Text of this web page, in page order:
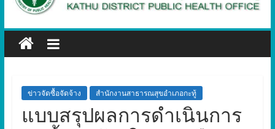
ประกาศผู้ชนะการเสนอราคา จัดซื้อวัสดุทางการแพทย์สำหรับ
อำเภอกะทู้ ปี 2569
ประกาศผู้ชนะการเสนอราคา ซื้อวัสดุสำนักงาน โดยวิธีเฉพาะ
เจาะจง
เจาะจงข่าวจัดซื้อจัดจ้าง สำนักงานสาธารณสุขอำเภอกะทู้
แบบสรุปผลการดำเนินการ